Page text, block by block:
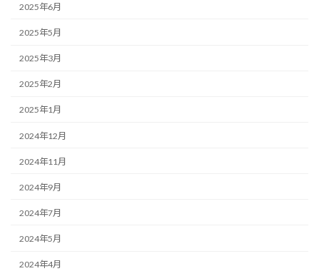
2025年6月
2025年5月
2025年3月
2025年2月
2025年1月
2024年12月
2024年11月
2024年9月
2024年7月
2024年5月
2024年4月